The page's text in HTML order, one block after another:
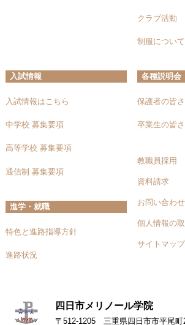
クラブ活動
制服について
入試情報
入試情報はこちら
中学校 募集要項
高等学校 募集要項
通信制 募集要項
進学・就職
特色と進路指導方針
進路状況
各種説明会
保護者の皆
卒業生の皆
教職員採用
資料請求
お問い合わせ
個人情報の
サイトマップ
四日市メリノール学院
〒512-1205 三重県四日市市平尾町